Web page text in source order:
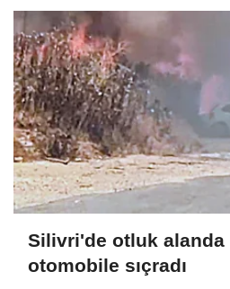
Silivri'de otluk alanda
otomobile sıçradı